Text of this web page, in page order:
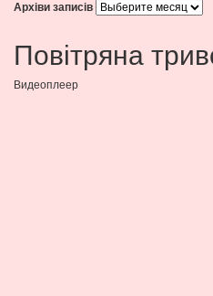
Архіви записів
Повітряна
Видеоплеер